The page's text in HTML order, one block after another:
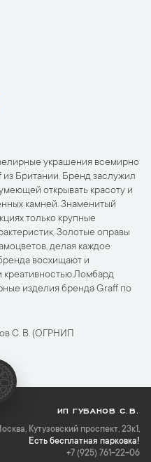
украшения всемирно
Британии. Бренд заслужил
открывать красоту и
камней. Знаменитый
только крупные
Золотые оправы
делая каждое
восхищают и
креативностью.Ломбард
изделия бренда Graff по
С. В. (ОГРНИП
ИП ГУБАНОВ С.В.
Кутузовский проспект, 23к1,
Есть бесплатная парковка!
+7 (925) 761-22-06